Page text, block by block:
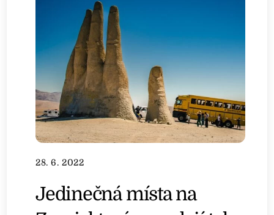
28. 6. 2022
Jedinečná místa na